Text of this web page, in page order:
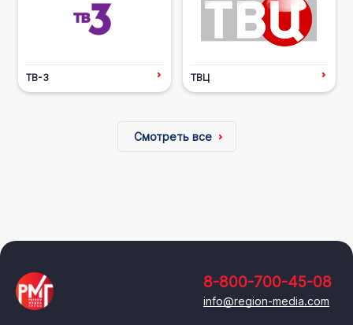
ТВ-3 ТВЦ
Смотреть все
8-800-700-45-08
info@region-media.com